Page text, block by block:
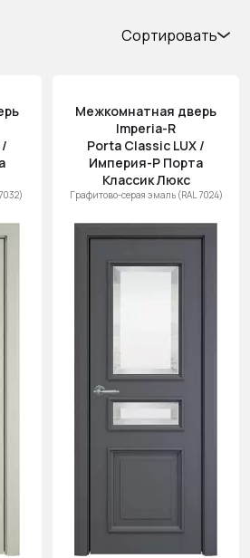
Сортировать
(возр.)
Цена (убыв.)
Cначала
новинки
скидки
Межкомнатная дверь
Imperia-R
Porta Classic LUX /
Империя-Р Порта
Классик Люкс
Графитово-серая эмаль (RAL 7024)